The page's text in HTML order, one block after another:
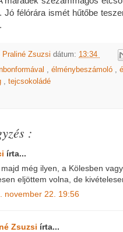
Jó félórára ismét hűtőbe
Praliné Zsuzsi dátum: 13:34
, élménybeszámoló ,
, tejcsokoládé
:
írta...
még ilyen, a Kölesben
eljöttem volna, de
november 22. 19:56
Zsuzsi írta...